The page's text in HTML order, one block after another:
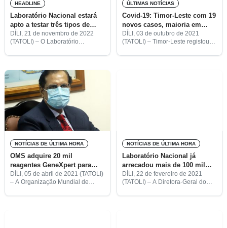
HEADLINE
Laboratório Nacional estará
apto a testar três tipos de
medicamentos em 2023
DÍLI, 21 de novembro de 2022
(TATOLI) – O Laboratório
com os princípios
ÚLTIMAS NOTÍCIAS
Covid-19: Timor-Leste com 19
novos casos, maioria em
Baucau
DÍLI, 03 de outubro de 2021
(TATOLI) – Timor-Leste registou
NOTÍCIAS DE ÚLTIMA HORA
OMS adquire 20 mil
reagentes GeneXpert para
apoiar Laboratório Nacional
DÍLI, 05 de abril de 2021 (TATOLI)
– A Organização Mundial de
NOTÍCIAS DE ÚLTIMA HORA
Laboratório Nacional já
arrecadou mais de 100 mil
dólares americanos com
testes
DÍLI, 22 de fevereiro de 2021
(TATOLI) – A Diretora-Geral do